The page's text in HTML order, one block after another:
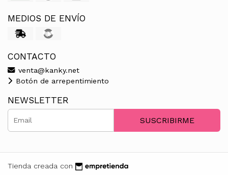
MEDIOS DE ENVÍO
CONTACTO
venta@kanky.net
Botón de arrepentimiento
NEWSLETTER
SUSCRIBIRME
Tienda creada con